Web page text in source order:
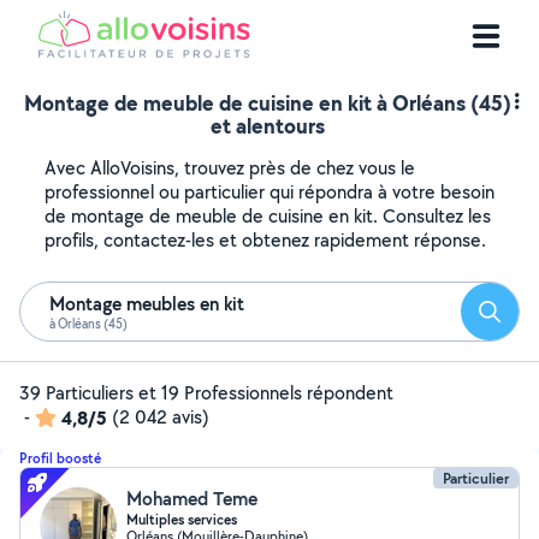
Montage de meuble de cuisine en kit à Orléans (45)
et alentours
Avec AlloVoisins, trouvez près de chez vous le
professionnel ou particulier qui répondra à votre besoin
de montage de meuble de cuisine en kit. Consultez les
profils, contactez-les et obtenez rapidement réponse.
Montage meubles en kit
à Orléans (45)
39 Particuliers et 19 Professionnels répondent
-
4,8/5 (2 042 avis)
Profil boosté
Particulier
Mohamed Teme
Multiples services